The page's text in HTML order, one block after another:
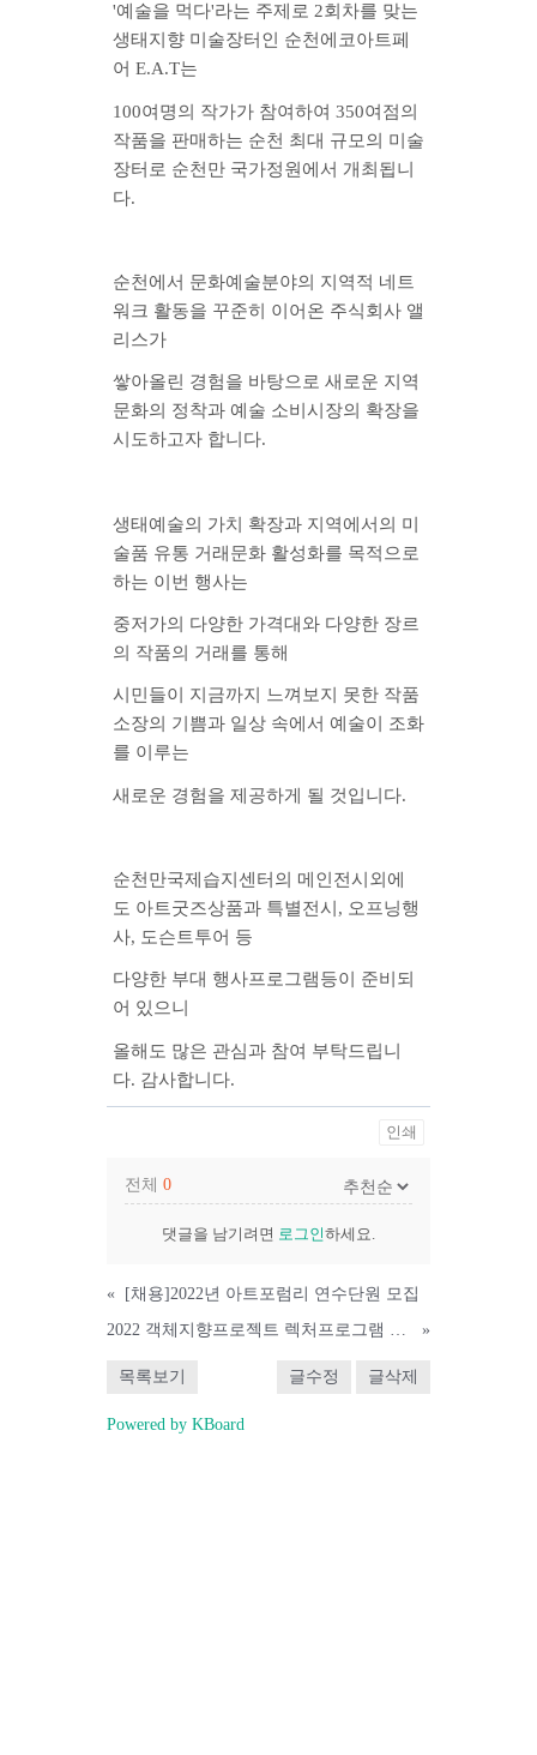
'예술을 먹다'라는 주제로 2회차를 맞는
생태지향 미술장터인 순천에코아트페
어 E.A.T는
100여명의 작가가 참여하여 350여점의
작품을 판매하는 순천 최대 규모의 미술
장터 로 순천만 국가정원에서 개최됩니
다.
순천에서 문화예술분야의 지역적 네트
워크 활동을 꾸준히 이어온 주식회사 앨
리스가
쌓아올린 경험을 바탕으로 새로운 지역
문화의 정착과 예술 소비시장의 확장을
시도하고자 합니다.
생태예술의 가치 확장과 지역에서의 미
술품 유통 거래문화 활성화를 목적으로
하는 이번 행사는
중저가의 다양한 가격대와 다양한 장르
의 작품의 거래를 통해
시민들이 지금까지 느껴보지 못한 작품
소장의 기쁨과 일상 속에서 예술이 조화
를 이루는
새로운 경험을 제공하게 될 것입니다.
순천만국제습지센터의 메인전시 외에
도 아트굿즈상품과 특별전시, 오프닝행
사, 도슨트투어 등
다양한 부대 행사프로그램등이 준비되
어 있으니
올해도 많은 관심과 참여 부탁드립니
다. 감사합니다.
인쇄
전체 0
댓글을 남기려면 로그인하세요.
« [채용]2022년 아트포럼리 연수단원 모집
»
목록보기 글수정 글삭제
Powered by KBoard